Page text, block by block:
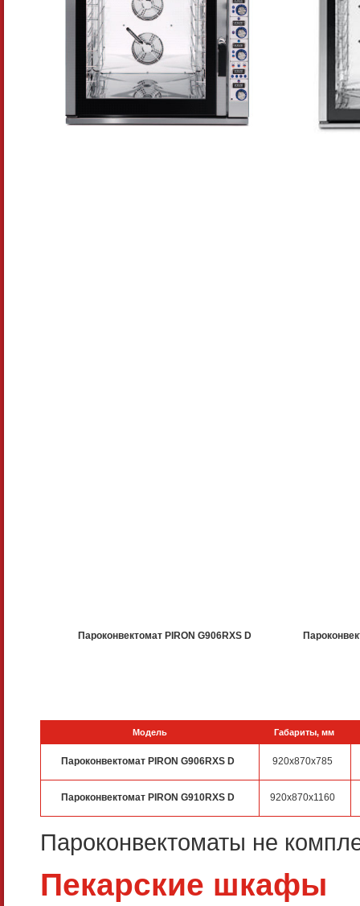
Пароконвектомат PIRON G906RXS D
Модель Габариты, мм
Пароконвектомат PIRON G906RXS D 920x870x785
Пароконвектомат PIRON G910RXS D 920x870x1160
Пароконвектоматы не
Пекарские шкафы